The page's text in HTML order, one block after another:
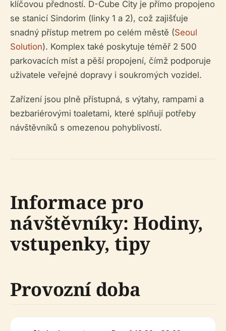
klíčovou předností. D-Cube City je přímo propojeno
se stanicí Sindorim (linky 1 a 2), což zajišťuje
snadný přístup metrem po celém městě (Seoul
Solution). Komplex také poskytuje téměř 2 500
parkovacích míst a pěší propojení, čímž podporuje
uživatele veřejné dopravy i soukromých vozidel.
Zařízení jsou plně přístupná, s výtahy, rampami a
bezbariérovými toaletami, které splňují potřeby
návštěvníků s omezenou pohyblivostí.
Informace pro
návštěvníky: Hodiny,
vstupenky, tipy
Provozní doba